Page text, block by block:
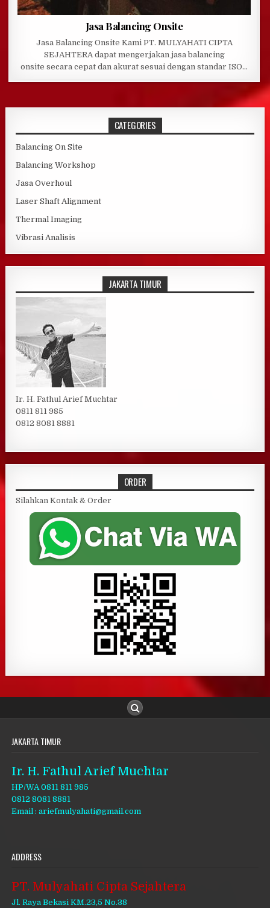
Jasa Balancing Onsite
Jasa Balancing Onsite Kami PT. MULYAHATI CIPTA
SEJAHTERA dapat mengerjakan jasa balancing
onsite secara cepat dan akurat sesuai dengan standar ISO…
CATEGORIES
Balancing On Site
Balancing Workshop
Jasa Overhoul
Laser Shaft Alignment
Thermal Imaging
Vibrasi Analisis
JAKARTA TIMUR
Ir. H. Fathul Arief Muchtar
0811 811 985
0812 8081 8881
ORDER
Silahkan Kontak & Order
JAKARTA TIMUR
Ir. H. Fathul Arief Muchtar
HP/WA 0811 811 985
0812 8081 8881
Email : ariefmulyahati@gmail.com
ADDRESS
PT. Mulyahati Cipta Sejahtera
Jl. Raya Bekasi KM.23,5 No.38